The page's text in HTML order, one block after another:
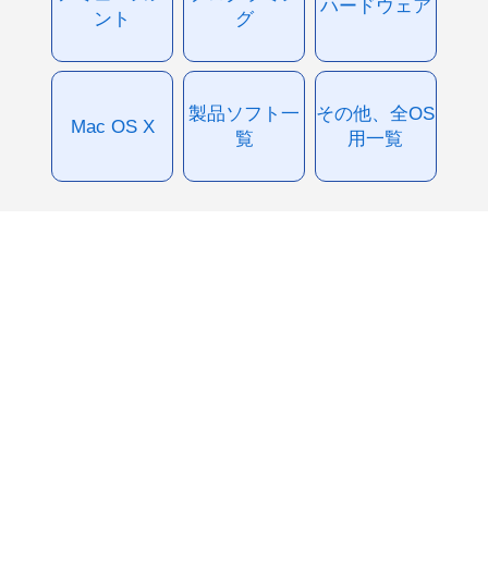
ント
グ
ハードウェア
Mac OS X
製品ソフト一
覧
その他、全OS
用一覧